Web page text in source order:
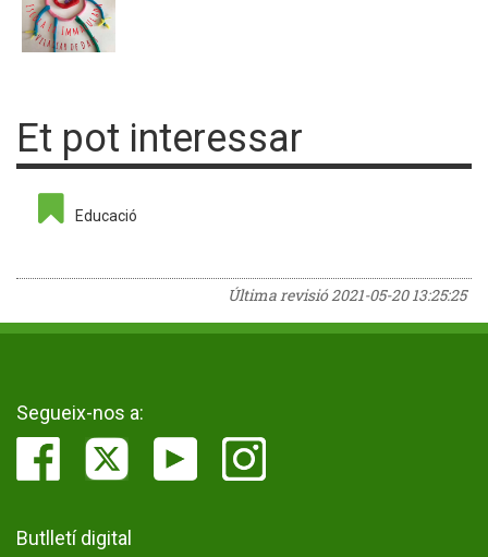
Et pot interessar
Educació
Última revisió2021-05-20 13:25:25
Segueix-nos a:
Butlletí digital